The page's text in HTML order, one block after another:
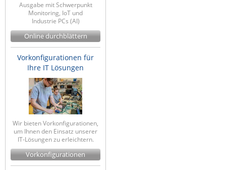
News zu unseren Herstellern
Ausgabe mit Schwerpunkt
Monitoring, IoT und
Industrie PCs (AI)
Online durchblättern
Vorkonfigurationen für
Ihre IT Lösungen
Wir bieten Vorkonfigurationen,
um Ihnen den Einsatz unserer
IT-Lösungen zu erleichtern.
Vorkonfigurationen